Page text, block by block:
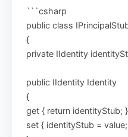
```csharp
public class
{
private IIdentity
public IIdentity Identity
{
get { return identityStub; }
set { identityStub =